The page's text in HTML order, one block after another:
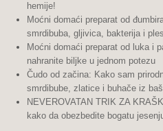
hemije!
Moćni domaći preparat od
smrdibuba, gljivica, bakterija i
Moćni domaći preparat od luka i
nahranite biljke u jednom potezu
Čudo od začina: Kako sam
smrdibube, zlatice i buhače iz
NEVEROVATAN TRIK ZA
kako da obezbedite bogatu